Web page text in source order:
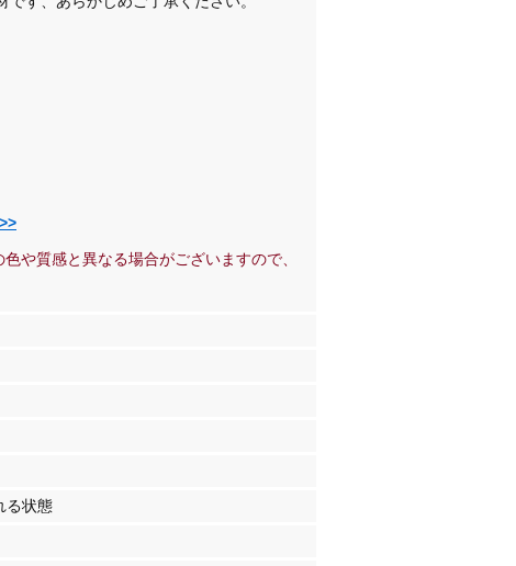
や質感と異なる場合がございますので、
る状態